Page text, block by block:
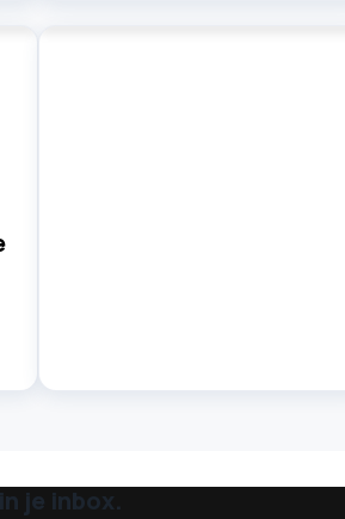
je inbox.